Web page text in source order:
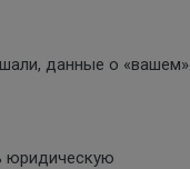
данные о «вашем»
юридическую